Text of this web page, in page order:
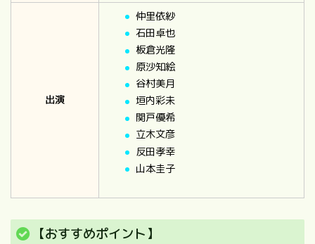
出演
仲里依紗
石田卓也
板倉光隆
原沙知絵
谷村美月
垣内彩未
関戸優希
立木文彦
反田孝幸
山本圭子
【おすすめポイント】